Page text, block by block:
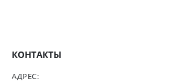
КОНТАКТЫ
АДРЕС: